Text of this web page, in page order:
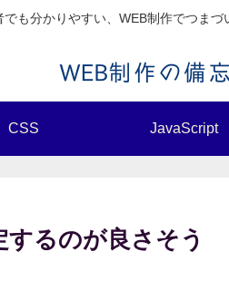
でも分かりやすい、WEB制作でつま
CSS JavaScript
るのが良さそう